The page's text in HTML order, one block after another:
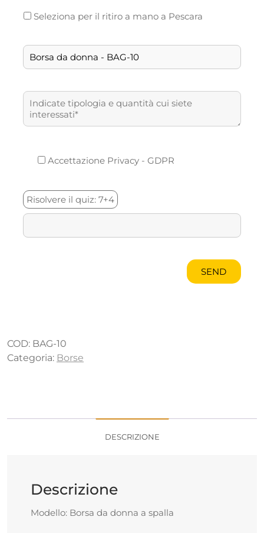
Seleziona per il ritiro a mano a Pescara
Accettazione Privacy - GDPR
7+4
COD: BAG-10
Categoria: Borse
DESCRIZIONE
Descrizione
Modello: Borsa da donna a spalla